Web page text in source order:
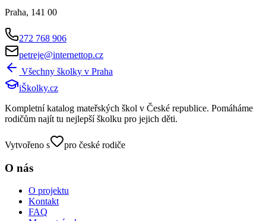
Praha, 141 00
272 768 906
petreje@internettop.cz
Všechny školky v Praha
iŠkolky.cz
Kompletní katalog mateřských škol v České republice. Pomáháme
rodičům najít tu nejlepší školku pro jejich děti.
Vytvořeno s pro české rodiče
O nás
O projektu
Kontakt
FAQ